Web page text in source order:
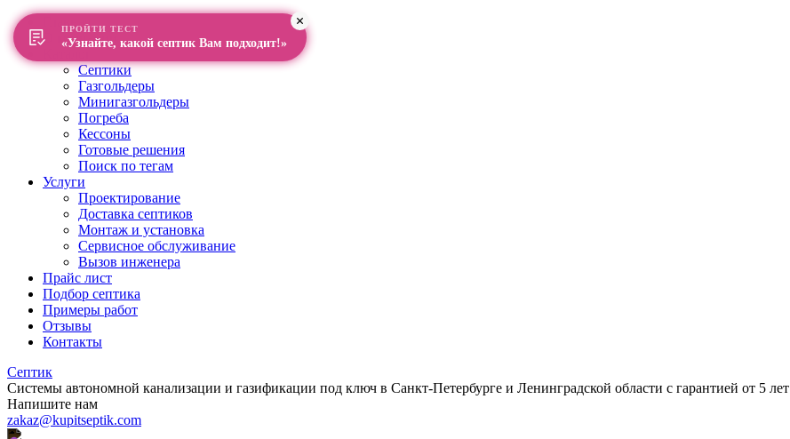
Главная
О компании
Септики
Газгольдеры
Минигазгольдеры
Погреба
Кессоны
Готовые решения
Поиск по тегам
Услуги
Проектирование
Доставка септиков
Монтаж и установка
Сервисное обслуживание
Вызов инженера
Прайс лист
Подбор септика
Примеры работ
Отзывы
Контакты
Септик
Системы автономной канализации и газификации под ключ в Санкт-Петербурге и Ленинградской области с гарантией от 5 лет
Напишите нам
zakaz@kupitseptik.com
ПРОЙТИ ТЕСТ
«Узнайте, какой септик Вам подходит!»